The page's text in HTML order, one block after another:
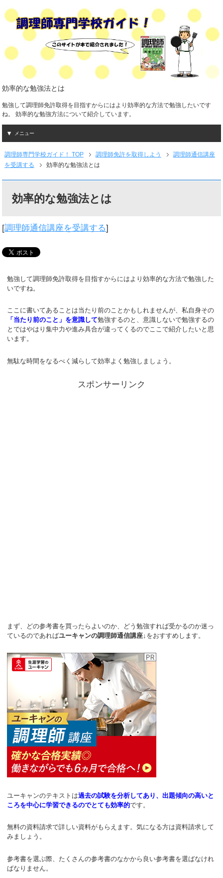
効率的な勉強法とは
勉強して調理師免許取得を目指すからにはより効率的な方法で勉強したいです
ね。 効率的な勉強方法について紹介しています。
メニュー
調理師専門学校ガイド！ TOP 調理師免許を取得しよう
調理師通信講座
を受講する
効率的な勉強法とは
効率的な勉強法とは
[調理師通信講座を受講する]
勉強して調理師免許取得を目指すからにはより効率的な方法で勉強した
いですね。
ここに書いてあることは当たり前のことかもしれませんが、私自身その
「当たり前のこと」を意識して勉強するのと、意識しないで勉強するの
とではやはり集中力や進み具合が違ってくるのでここで紹介したいと思
います。
無駄な時間をなるべく減らして効率よく勉強しましょう。
スポンサーリンク
まず、どの参考書を買ったらよいのか、どう勉強すれば受かるのか迷っ
ているのであればユーキャンの調理師通信講座↓ をおすすめします。
ユーキャンのテキストは過去の試験を分析してあり、出題傾向の高いと
ころを中心に学習できるのでとても効率的です。
無料の資料請求で詳しい資料がもらえます。気になる方は資料請求して
みましょう。
参考書を選ぶ際、たくさんの参考書のなかから良い参考書を選ばなけれ
ばなりません。